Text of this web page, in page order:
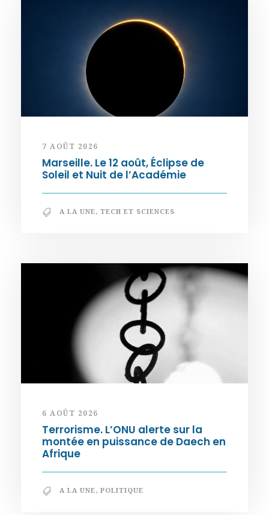
7 AOÛT 2026
Marseille. Le 12 août, Éclipse de
Soleil et Nuit de l’Académie
A LA UNE, TECH ET SCIENCES
6 AOÛT 2026
Terrorisme. L’ONU alerte sur la
montée en puissance de Daech en
Afrique
A LA UNE, POLITIQUE